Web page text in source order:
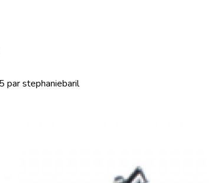
par stephaniebaril